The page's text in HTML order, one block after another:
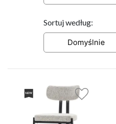
Sortuj według:
Domyślnie